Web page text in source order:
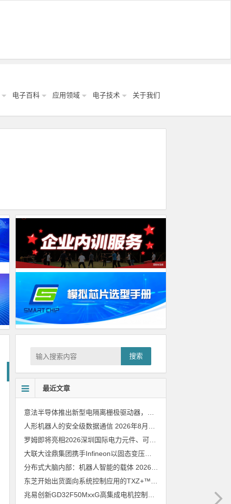
电子百科 应用领域 电子技术 关于我们
搜索
最近文章
人形机器人的安全级数据通信 2026年8月8日
罗姆即将亮相2026深圳国际电力元件、可再生能源管理展览会暨研讨会
大联大诠鼎集团携手Infineon以固态变压器重构配电效率新标杆
分布式大脑内部：机器人智能的载体 2026年8月6日